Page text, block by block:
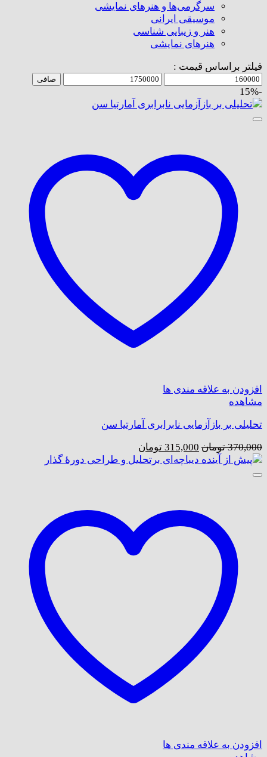
سرگرمی‌ها و هنرهای نمایشی
موسیقی ایرانی
هنر و زیبایی شناسی
هنر‌های نمایشی
فیلتر براساس قیمت :
حداقل
قیمت
حداكثر
صافی
-15%
افزودن به علاقه مندی ها
مشاهده
تحلیلی بر بازآزمایی نابرابری آمارتیا سن
370,000 تومان قیمت
اصلی:
315,000 تومان
فعلی:
افزودن به علاقه مندی ها